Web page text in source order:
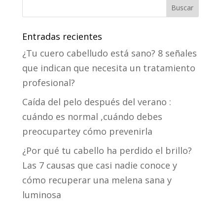
Entradas recientes
¿Tu cuero cabelludo está sano? 8 señales
que indican que necesita un tratamiento
profesional?
Caída del pelo después del verano :
cuándo es normal ,cuándo debes
preocupartey cómo prevenirla
¿Por qué tu cabello ha perdido el brillo?
Las 7 causas que casi nadie conoce y
cómo recuperar una melena sana y
luminosa